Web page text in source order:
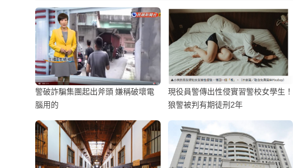
警破詐騙集團起出斧頭 嫌稱破壞電
腦用的
現役員警傳出性侵實習警校女學生！
狼警被判有期徒刑2年